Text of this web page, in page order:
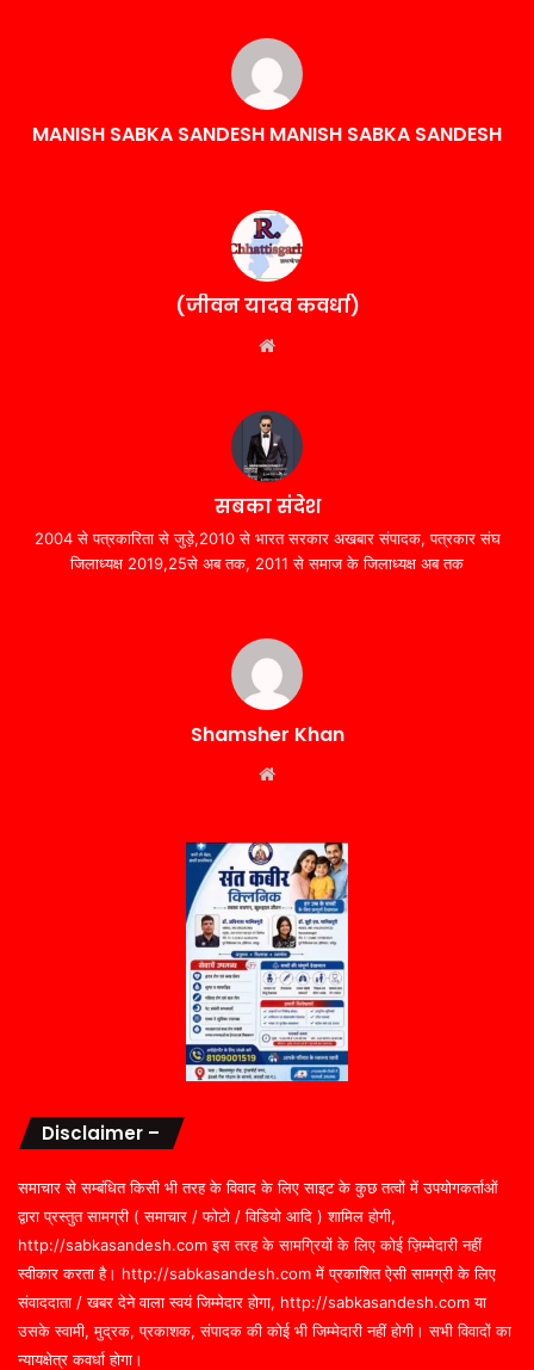
MANISH SABKA SANDESH MANISH SABKA SANDESH
(जीवन यादव कवर्धा)
सबका संदेश
2004 से पत्रकारिता से जुड़े,2010 से भारत सरकार अखबार संपादक, पत्रकार संघ
जिलाध्यक्ष 2019,25से अब तक, 2011 से समाज के जिलाध्यक्ष अब तक
Shamsher Khan
Disclaimer –
समाचार से सम्बंधित किसी भी तरह के विवाद के लिए साइट के कुछ तत्वों में उपयोगकर्ताओं
द्वारा प्रस्तुत सामग्री ( समाचार / फोटो / विडियो आदि ) शामिल होगी,
http://sabkasandesh.com इस तरह के सामग्रियों के लिए कोई ज़िम्मेदारी नहीं
स्वीकार करता है। http://sabkasandesh.com में प्रकाशित ऐसी सामग्री के लिए
संवाददाता / खबर देने वाला स्वयं जिम्मेदार होगा, http://sabkasandesh.com या
उसके स्वामी, मुद्रक, प्रकाशक, संपादक की कोई भी जिम्मेदारी नहीं होगी। सभी विवादों का
न्यायक्षेत्र कवर्धा होगा।